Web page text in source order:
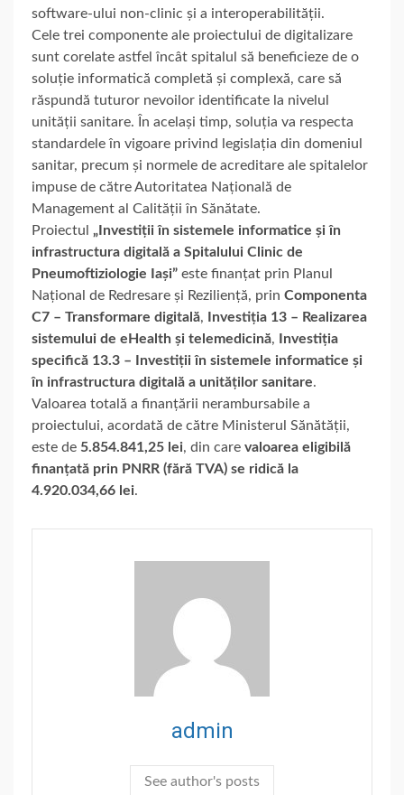
software-ului non-clinic și a interoperabilității.
Cele trei componente ale proiectului de digitalizare
sunt corelate astfel încât spitalul să beneficieze de o
soluție informatică completă și complexă, care să
răspundă tuturor nevoilor identificate la nivelul
unității sanitare. În același timp, soluția va respecta
standardele în vigoare privind legislația din domeniul
sanitar, precum și normele de acreditare ale spitalelor
impuse de către Autoritatea Națională de
Management al Calității în Sănătate.
Proiectul „Investiții în sistemele informatice și în
infrastructura digitală a Spitalului Clinic de
Pneumoftiziologie Iași” este finanțat prin Planul
Național de Redresare și Reziliență, prin Componenta
C7 – Transformare digitală, Investiția 13 – Realizarea
sistemului de eHealth și telemedicină, Investiția
specifică 13.3 – Investiții în sistemele informatice și
în infrastructura digitală a unităților sanitare.
Valoarea totală a finanțării nerambursabile a
proiectului, acordată de către Ministerul Sănătății,
este de 5.854.841,25 lei, din care valoarea eligibilă
finanțată prin PNRR (fără TVA) se ridică la
4.920.034,66 lei.
admin
See author's posts